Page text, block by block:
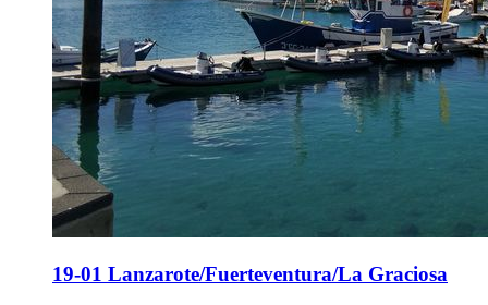
19-01 Lanzarote/Fuerteventura/La Graciosa